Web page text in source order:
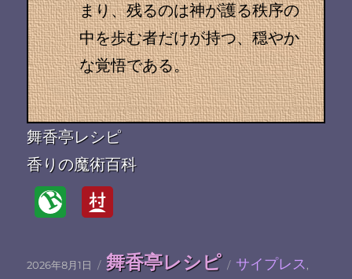
まり、残るのは神が護る秩序の
中を歩む者だけが持つ、穏やか
な覚悟である。
舞香亭レシピ
香りの魔術百科
稿
2026年8月1日
カ
テ
舞香亭レシピ
グ
サイプレス ,